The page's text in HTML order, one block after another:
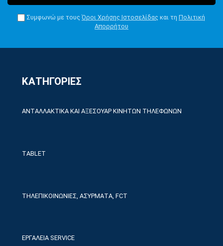
Συμφωνώ με τους Όροι Χρήσης Ιστοσελίδας και τη Πολιτική
Απορρήτου
ΚΑΤΗΓΟΡΙΕΣ
ΑΝΤΑΛΛΑΚΤΙΚΑ ΚΑΙ ΑΞΕΣΟΥΑΡ ΚΙΝΗΤΩΝ ΤΗΛΕΦΩΝΩΝ
TABLET
ΤΗΛΕΠΙΚΟΙΝΩΝΙΕΣ, ΑΣΥΡΜΑΤΑ, FCT
ΕΡΓΑΛΕΙΑ SERVICE